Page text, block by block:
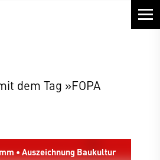
dem Tag »FOPA
• Auszeichnung Baukultur